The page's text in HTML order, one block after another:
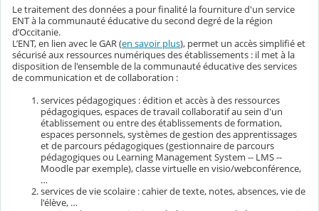
Le traitement des données a pour finalité la fourniture d'un service
ENT à la communauté éducative du second degré de la région
d’Occitanie.
L’ENT, en lien avec le GAR (en savoir plus), permet un accès simplifié et
sécurisé aux ressources numériques des établissements : il met à la
disposition de l'ensemble de la communauté éducative des services
de communication et de collaboration :
services pédagogiques : édition et accès à des ressources
pédagogiques, espaces de travail collaboratif au sein d'un
établissement ou entre des établissements de formation,
espaces personnels, systèmes de gestion des apprentissages
et de parcours pédagogiques (gestionnaire de parcours
pédagogiques ou Learning Management System -- LMS --
Moodle par exemple), classe virtuelle en visio/webconférence,
…
services de vie scolaire : cahier de texte, notes, absences, vie de
l'élève, …